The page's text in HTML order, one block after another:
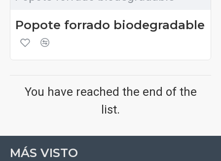
Popote forrado biodegradable
You have reached the end of the
list.
MÁS VISTO